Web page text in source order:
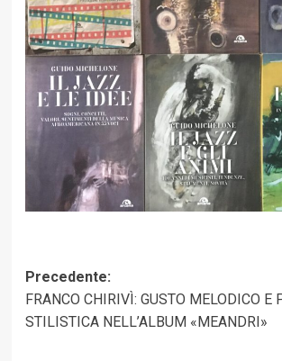
Navigazione
articolo
Precedente:
FRANCO CHIRIVÌ: GUSTO MELODICO E
STILISTICA NELL’ALBUM «MEANDRI»